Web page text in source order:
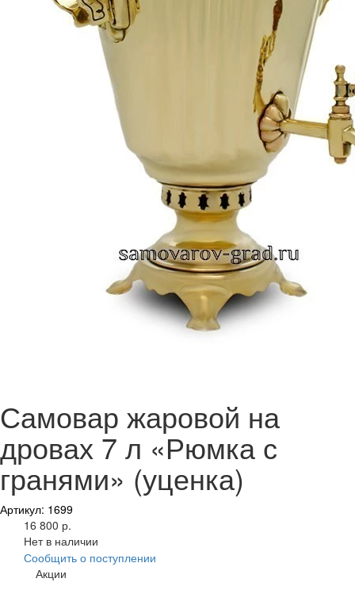
Самовар жаровой на
дровах 7 л «Рюмка с
гранями» (уценка)
Артикул: 1699
16 800 р.
Нет в наличии
Сообщить о поступлении
Акции